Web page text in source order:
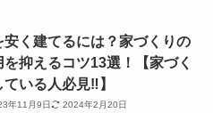
安く建てるには？家づくりの
を抑えるコツ13選！【家づく
ている人必見‼】
年11月9日 2024年2月20日